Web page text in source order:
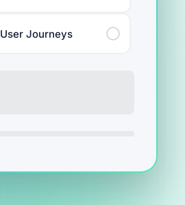
User Journeys